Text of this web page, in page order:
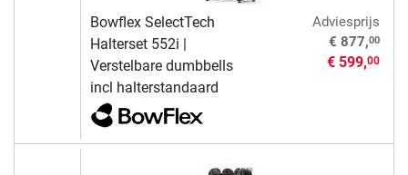
Bowflex SelectTech
Halterset 552i |
Verstelbare dumbbells
incl halterstandaard
Adviesprijs
€ 877,00
€ 599,00